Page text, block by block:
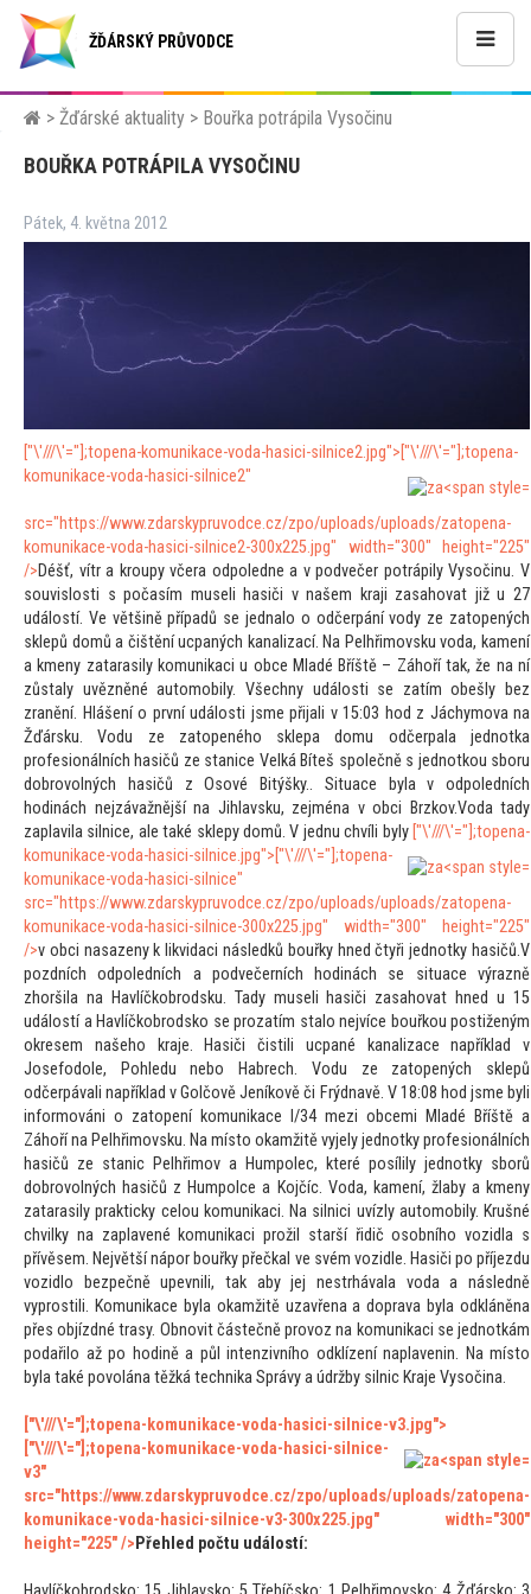
ŽĎÁRSKÝ PRŮVODCE
> Žďárské aktuality > Bouřka potrápila Vysočinu
BOUŘKA POTRÁPILA VYSOČINU
Pátek, 4. května 2012
["\'///\'="];topena-komunikace-voda-hasici-silnice2.jpg"> ["\'///\'="];topena-
komunikace-voda-hasici-silnice2"
src="https://www.zdarskypruvodce.cz/zpo/uploads/uploads/zatopena-
komunikace-voda-hasici-silnice2-300x225.jpg" width="300" height="225"
/>Déšť, vítr a kroupy včera odpoledne a v podvečer potrápily Vysočinu. V
souvislosti s počasím museli hasiči v našem kraji zasahovat již u 27
událostí. Ve většině případů se jednalo o odčerpání vody ze zatopených
sklepů domů a čištění ucpaných kanalizací. Na Pelhřimovsku voda, kamení
a kmeny zatarasily komunikaci u obce Mladé Bříště – Záhoří tak, že na ní
zůstaly uvězněné automobily. Všechny události se zatím obešly bez
zranění. Hlášení o první události jsme přijali v 15:03 hod z Jáchymova na
Žďársku. Vodu ze zatopeného sklepa domu odčerpala jednotka
profesionálních hasičů ze stanice Velká Bíteš společně s jednotkou sboru
dobrovolných hasičů z Osové Bitýšky.. Situace byla v odpoledních
hodinách nejzávažnější na Jihlavsku, zejména v obci Brzkov.Voda tady
zaplavila silnice, ale také sklepy domů. V jednu chvíli byly ["\'///\'="];topena-
komunikace-voda-hasici-silnice.jpg"> ["\'///\'="];topena-
komunikace-voda-hasici-silnice"
src="https://www.zdarskypruvodce.cz/zpo/uploads/uploads/zatopena-
komunikace-voda-hasici-silnice-300x225.jpg" width="300" height="225"
/>v obci nasazeny k likvidaci následků bouřky hned čtyři jednotky hasičů.V
pozdních odpoledních a podvečerních hodinách se situace výrazně
zhoršila na Havlíčkobrodsku. Tady museli hasiči zasahovat hned u 15
událostí a Havlíčkobrodsko se prozatím stalo nejvíce bouřkou postiženým
okresem našeho kraje. Hasiči čistili ucpané kanalizace například v
Josefodole, Pohledu nebo Habrech. Vodu ze zatopených sklepů
odčerpávali například v Golčově Jeníkově či Frýdnavě. V 18:08 hod jsme byli
informováni o zatopení komunikace I/34 mezi obcemi Mladé Bříště a
Záhoří na Pelhřimovsku. Na místo okamžitě vyjely jednotky profesionálních
hasičů ze stanic Pelhřimov a Humpolec, které posílily jednotky sborů
dobrovolných hasičů z Humpolce a Kojčíc. Voda, kamení, žlaby a kmeny
zatarasily prakticky celou komunikaci. Na silnici uvízly automobily. Krušné
chvilky na zaplavené komunikaci prožil starší řidič osobního vozidla s
přívěsem. Největší nápor bouřky přečkal ve svém vozidle. Hasiči po příjezdu
vozidlo bezpečně upevnili, tak aby jej nestrhávala voda a následně
vyprostili. Komunikace byla okamžitě uzavřena a doprava byla odkláněna
přes objízdné trasy. Obnovit částečně provoz na komunikaci se jednotkám
podařilo až po hodině a půl intenzivního odklízení naplavenin. Na místo
byla také povolána těžká technika Správy a údržby silnic Kraje Vysočina.
["\'///\'="];topena-komunikace-voda-hasici-silnice-v3.jpg">
["\'///\'="];topena-komunikace-voda-hasici-silnice-
v3"
src="https://www.zdarskypruvodce.cz/zpo/uploads/uploads/zatopena-
komunikace-voda-hasici-silnice-v3-300x225.jpg" width="300"
height="225" /> Přehled počtu událostí: